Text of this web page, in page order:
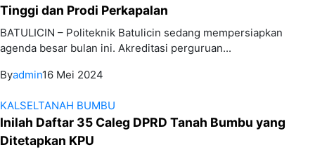
Tinggi dan Prodi Perkapalan
BATULICIN – Politeknik Batulicin sedang mempersiapkan
agenda besar bulan ini. Akreditasi perguruan...
Byadmin16 Mei 2024
KALSELTANAH BUMBU
Inilah Daftar 35 Caleg DPRD Tanah Bumbu yang
Ditetapkan KPU